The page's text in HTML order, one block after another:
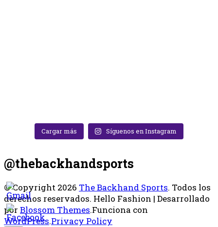
Cargar más Síguenos en Instagram
@thebackhandsports
© Copyright 2026 The Backhand Sports. Todos los
derechos reservados. Hello Fashion | Desarrollado
por Blossom Themes.Funciona con
WordPress.Privacy Policy